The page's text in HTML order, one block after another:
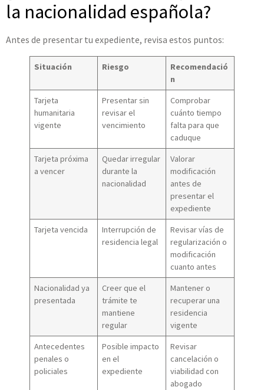
la nacionalidad española?
Antes de presentar tu expediente, revisa estos puntos:
Situación Riesgo
Recomendació
n
Tarjeta
humanitaria
vigente
Presentar sin
revisar el
vencimiento
Comprobar
cuánto tiempo
falta para que
caduque
Tarjeta próxima
a vencer
Quedar irregular
durante la
nacionalidad
Valorar
modificación
antes de
presentar el
expediente
Tarjeta vencida
Interrupción de
residencia legal
Revisar vías de
regularización o
modificación
cuanto antes
Nacionalidad ya
presentada
Creer que el
trámite te
mantiene
regular
Mantener o
recuperar una
residencia
vigente
Antecedentes
penales o
policiales
Posible impacto
en el
expediente
Revisar
cancelación o
viabilidad con
abogado